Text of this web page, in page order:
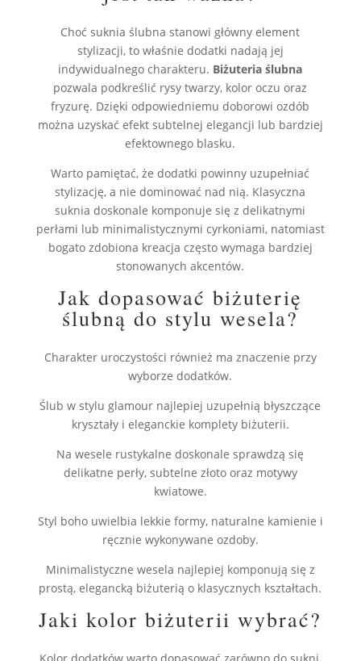
Choć suknia ślubna stanowi główny element
stylizacji, to właśnie dodatki nadają jej
indywidualnego charakteru. Biżuteria ślubna
pozwala podkreślić rysy twarzy, kolor oczu oraz
fryzurę. Dzięki odpowiedniemu doborowi ozdób
można uzyskać efekt subtelnej elegancji lub bardziej
efektownego blasku.
Warto pamiętać, że dodatki powinny uzupełniać
stylizację, a nie dominować nad nią. Klasyczna
suknia doskonale komponuje się z delikatnymi
perłami lub minimalistycznymi cyrkoniami, natomiast
bogato zdobiona kreacja często wymaga bardziej
stonowanych akcentów.
Jak dopasować biżuterię
ślubną do stylu wesela?
Charakter uroczystości również ma znaczenie przy
wyborze dodatków.
Ślub w stylu glamour najlepiej uzupełnią błyszczące
kryształy i eleganckie komplety biżuterii.
Na wesele rustykalne doskonale sprawdzą się
delikatne perły, subtelne złoto oraz motywy
kwiatowe.
Styl boho uwielbia lekkie formy, naturalne kamienie i
ręcznie wykonywane ozdoby.
Minimalistyczne wesela najlepiej komponują się z
prostą, elegancką biżuterią o klasycznych kształtach.
Jaki kolor biżuterii wybrać?